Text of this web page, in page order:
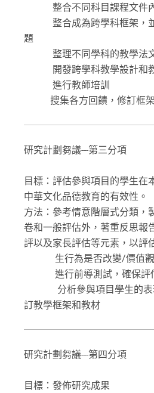
整合不同科目課程文件內
整合成為跨學科框架，並
題
整理不同學科的教學法
開發跨學科教學設計和
進行教師培訓
搜集各方回饋，修訂框架
研究計劃芻議---第三分項
目標：評估參與項目的學生在
中華文化品德教育的有效性。
方法：參考情意階層式分類，
卷和一般評估外，著重反思報
評以及家長評估等元素，以評
生行為是否改變/價值觀
進行前導測試，確保評
分析參與項目學生的表
訂教學框架和教材
研究計劃芻議---第四分項
目標：發佈研究成果